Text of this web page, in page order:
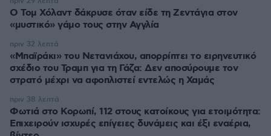
Ο Τομ Χόλαντ δάκρυσε όταν είδε τη Ζεντάγια στον
«μυστικό» γάμο τους στην Αγγλία
«Μπαϊράκι» του Νετανιάχου, απορρίπτει το ειρηνευτικό
σχέδιο του Τραμπ για τη Γάζα: Δεν αποσύρουμε τον
στρατό μέχρι να αφοπλιστεί εντελώς η Χαμάς
πριν 32 λεπτά
Φωτιά στο Κορωπί, 112 στους κατοίκους για ετοιμότητα:
Επιχειρούν ισχυρές επίγειες δυνάμεις και έξι εναέρια,
πριν 38 λεπτά